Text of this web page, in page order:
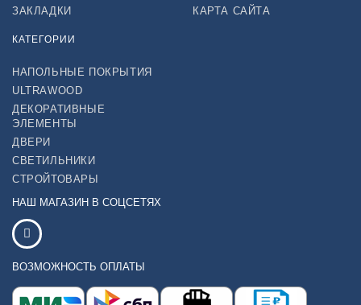
ЗАКЛАДКИ
КАРТА САЙТА
КАТЕГОРИИ
НАПОЛЬНЫЕ ПОКРЫТИЯ
ULTRAWOOD
ДЕКОРАТИВНЫЕ
ЭЛЕМЕНТЫ
ДВЕРИ
СВЕТИЛЬНИКИ
СТРОЙТОВАРЫ
НАШ МАГАЗИН В СОЦСЕТЯХ
ВОЗМОЖНОСТЬ ОПЛАТЫ